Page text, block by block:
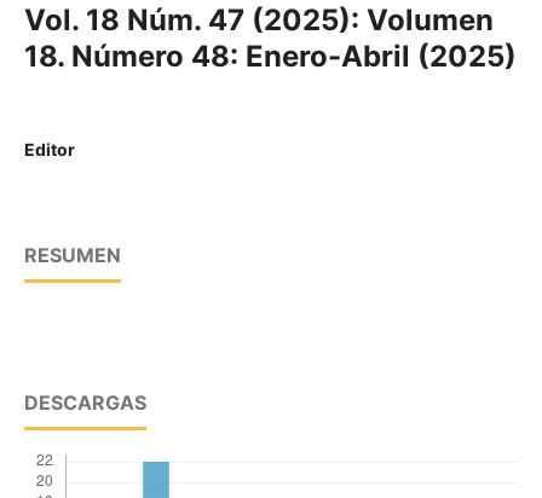
Vol. 18 Núm. 47 (2025): Volumen
18. Número 48: Enero-Abril (2025)
Editor
RESUMEN
DESCARGAS